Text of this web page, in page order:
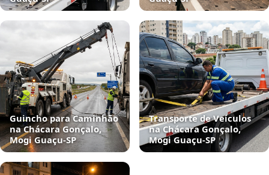
Guincho para Caminhão
na Chácara Gonçalo,
Mogi Guaçu‑SP
Transporte de Veículos
na Chácara Gonçalo,
Mogi Guaçu‑SP